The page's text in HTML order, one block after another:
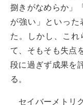
捌きがなめらか」
が強い」といっ
た。しかし、こ
て、そもそも失点
段に過ぎず成果を
る。
セイバーメトリ